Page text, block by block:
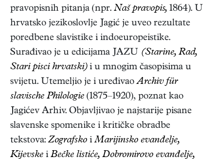
pravopisnih pitanja (npr. Naš pravopis, 1864). U
hrvatsko jezikoslovlje Jagić je uveo rezultate
poredbene slavistike i indoeuropeistike.
Surađivao je u edicijama JAZU (Starine, Rad,
Stari pisci hrvatski)i u mnogim časopisima u
svijetu. Utemeljio je i uređivaoArchiv für
slavische Philologie (1875–1920), poznat kao
Jagićev Arhiv. Objavljivao je najstarije pisane
slavenske spomenike i kritičke obradbe
tekstova:Zografsko iMarijinsko evanđelje,
Kijevske i Bečke listiće, Dobromirovo evanđelje,